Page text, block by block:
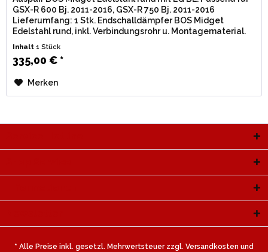
GSX-R 600 Bj. 2011-2016, GSX-R 750 Bj. 2011-2016
Lieferumfang: 1 Stk. Endschalldämpfer BOS Midget
Edelstahl rund, inkl. Verbindungsrohr u. Montagematerial.
Inhalt1 Stück
335,00 € *
Merken
* Alle Preise inkl. gesetzl. Mehrwertsteuer zzgl. Versandkosten und